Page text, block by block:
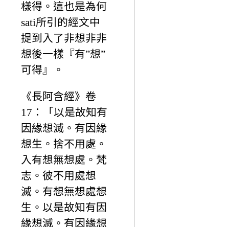
樣得。這也是為何
sati所引的經文中
提到入了非想非非
想後一樣『有”想”
可得』。
《長阿含經》卷
17：「以是故知有
因緣想滅。有因緣
想生。捨不用處。
入有想無想處。梵
志。彼不用處想
滅。有想無想處想
生。以是故知有因
緣想滅。有因緣想